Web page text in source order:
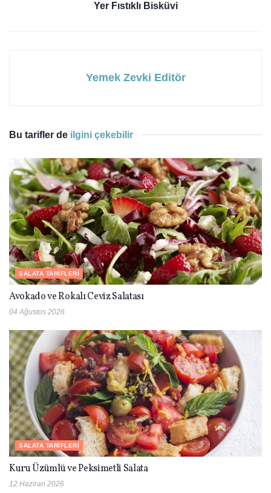
Yer Fıstıklı Bisküvi
Yemek Zevki Editör
Bu tarifler de ilgini çekebilir
SALATA TARIFLERI
Avokado ve Rokalı Ceviz Salatası
04 Ağustos 2026
SALATA TARIFLERI
Kuru Üzümlü ve Peksimetli Salata
12 Haziran 2026